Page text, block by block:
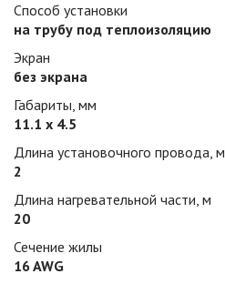
Способ установки
на трубу под теплоизоляцию
Экран
без экрана
Габариты, мм
11.1 х 4.5
Длина установочного провода, м
2
Длина нагревательной части, м
20
Сечение жилы
16 AWG